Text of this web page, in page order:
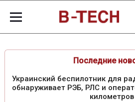
Последние
Украинский беспилотник для
обнаруживает РЭБ, РЛС и
километров